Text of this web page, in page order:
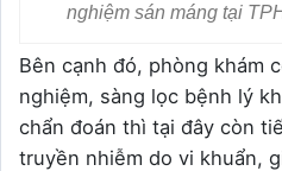
nghiệm sán máng tại
Bên cạnh đó, phòng khám
nghiệm, sàng lọc bệnh lý
chẩn đoán thì tại đây còn
truyền nhiễm do vi khuẩn,